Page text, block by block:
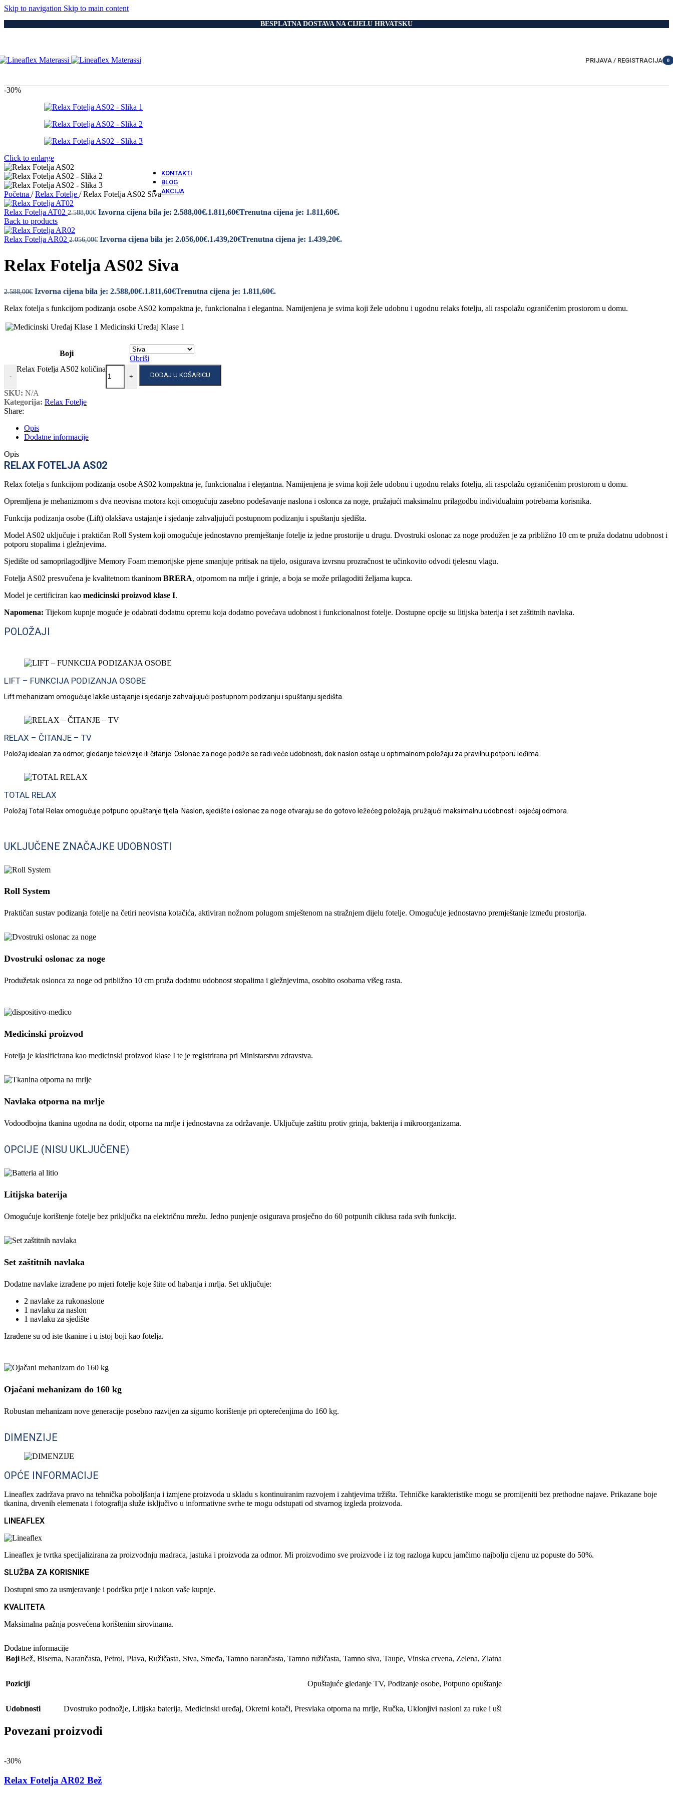
Skip to navigation Skip to main content
BESPLATNA DOSTAVA NA CIJELU HRVATSKU
Drvene Podnice
Metalni Okvir
KONTAKTI
BLOG
AKCIJA
PRIJAVA / REGISTRACIJA
0
-30%
Click to enlarge
Početna / Relax Fotelje / Relax Fotelja AS02 Siva
Relax Fotelja AT02 2.588,00€ Izvorna cijena bila je: 2.588,00€.1.811,60€Trenutna cijena je: 1.811,60€.
Back to products
Relax Fotelja AR02 2.056,00€ Izvorna cijena bila je: 2.056,00€.1.439,20€Trenutna cijena je: 1.439,20€.
Relax Fotelja AS02 Siva
2.588,00€ Izvorna cijena bila je: 2.588,00€.1.811,60€Trenutna cijena je: 1.811,60€.
Relax fotelja s funkcijom podizanja osobe AS02 kompaktna je, funkcionalna i elegantna. Namijenjena je svima koji žele udobnu i ugodnu relaks fotelju, ali raspolažu ograničenim prostorom u domu.
Medicinski Uređaj Klase 1
Boji
Obriši
-
Relax Fotelja AS02 količina
+ DODAJ U KOŠARICU
SKU: N/A
Kategorija: Relax Fotelje
Share:
Opis
Dodatne informacije
Opis
RELAX FOTELJA AS02
Relax fotelja s funkcijom podizanja osobe AS02 kompaktna je, funkcionalna i elegantna. Namijenjena je svima koji žele udobnu i ugodnu relaks fotelju, ali raspolažu ograničenim prostorom u domu.
Opremljena je mehanizmom s dva neovisna motora koji omogućuju zasebno podešavanje naslona i oslonca za noge, pružajući maksimalnu prilagodbu individualnim potrebama korisnika.
Funkcija podizanja osobe (Lift) olakšava ustajanje i sjedanje zahvaljujući postupnom podizanju i spuštanju sjedišta.
Model AS02 uključuje i praktičan Roll System koji omogućuje jednostavno premještanje fotelje iz jedne prostorije u drugu. Dvostruki oslonac za noge produžen je za približno 10 cm te pruža dodatnu udobnost i
potporu stopalima i gležnjevima.
Sjedište od samoprilagodljive Memory Foam memorijske pjene smanjuje pritisak na tijelo, osigurava izvrsnu prozračnost te učinkovito odvodi tjelesnu vlagu.
Fotelja AS02 presvučena je kvalitetnom tkaninom BRERA, otpornom na mrlje i grinje, a boja se može prilagoditi željama kupca.
Model je certificiran kao medicinski proizvod klase I.
Napomena: Tijekom kupnje moguće je odabrati dodatnu opremu koja dodatno povećava udobnost i funkcionalnost fotelje. Dostupne opcije su litijska baterija i set zaštitnih navlaka.
POLOŽAJI
LIFT – FUNKCIJA PODIZANJA OSOBE
Lift mehanizam omogućuje lakše ustajanje i sjedanje zahvaljujući postupnom podizanju i spuštanju sjedišta.
RELAX – ČITANJE – TV
Položaj idealan za odmor, gledanje televizije ili čitanje. Oslonac za noge podiže se radi veće udobnosti, dok naslon ostaje u optimalnom položaju za pravilnu potporu leđima.
TOTAL RELAX
Položaj Total Relax omogućuje potpuno opuštanje tijela. Naslon, sjedište i oslonac za noge otvaraju se do gotovo ležećeg položaja, pružajući maksimalnu udobnost i osjećaj odmora.
UKLJUČENE ZNAČAJKE UDOBNOSTI
Roll System
Praktičan sustav podizanja fotelje na četiri neovisna kotačića, aktiviran nožnom polugom smještenom na stražnjem dijelu fotelje. Omogućuje jednostavno premještanje između prostorija.
Dvostruki oslonac za noge
Produžetak oslonca za noge od približno 10 cm pruža dodatnu udobnost stopalima i gležnjevima, osobito osobama višeg rasta.
Medicinski proizvod
Fotelja je klasificirana kao medicinski proizvod klase I te je registrirana pri Ministarstvu zdravstva.
Navlaka otporna na mrlje
Vodoodbojna tkanina ugodna na dodir, otporna na mrlje i jednostavna za održavanje. Uključuje zaštitu protiv grinja, bakterija i mikroorganizama.
OPCIJE (NISU UKLJUČENE)
Litijska baterija
Omogućuje korištenje fotelje bez priključka na električnu mrežu. Jedno punjenje osigurava prosječno do 60 potpunih ciklusa rada svih funkcija.
Set zaštitnih navlaka
Dodatne navlake izrađene po mjeri fotelje koje štite od habanja i mrlja. Set uključuje:
2 navlake za rukonaslone
1 navlaku za naslon
1 navlaku za sjedište
Izrađene su od iste tkanine i u istoj boji kao fotelja.
Ojačani mehanizam do 160 kg
Robustan mehanizam nove generacije posebno razvijen za sigurno korištenje pri opterećenjima do 160 kg.
DIMENZIJE
OPĆE INFORMACIJE
Lineaflex zadržava pravo na tehnička poboljšanja i izmjene proizvoda u skladu s kontinuiranim razvojem i zahtjevima tržišta. Tehničke karakteristike mogu se promijeniti bez prethodne najave. Prikazane boje
tkanina, drvenih elemenata i fotografija služe isključivo u informativne svrhe te mogu odstupati od stvarnog izgleda proizvoda.
LINEAFLEX
Lineaflex je tvrtka specijalizirana za proizvodnju madraca, jastuka i proizvoda za odmor. Mi proizvodimo sve proizvode i iz tog razloga kupcu jamčimo najbolju cijenu uz popuste do 50%.
SLUŽBA ZA KORISNIKE
Dostupni smo za usmjeravanje i podršku prije i nakon vaše kupnje.
KVALITETA
Maksimalna pažnja posvećena korištenim sirovinama.
Dodatne informacije
BojiBež, Biserna, Narančasta, Petrol, Plava, Ružičasta, Siva, Smeđa, Tamno narančasta, Tamno ružičasta, Tamno siva, Taupe, Vinska crvena, Zelena, Zlatna
Poziciji Opuštajuće gledanje TV, Podizanje osobe, Potpuno opuštanje
Udobnosti Dvostruko podnožje, Litijska baterija, Medicinski uređaj, Okretni kotači, Presvlaka otporna na mrlje, Ručka, Uklonjivi nasloni za ruke i uši
Povezani proizvodi
-30%
Relax Fotelja AR02 Bež